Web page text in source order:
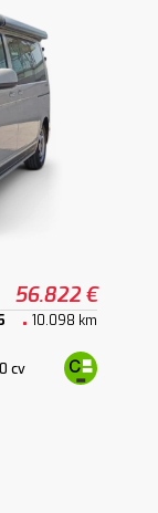
56.822 €
10.098 km
cv